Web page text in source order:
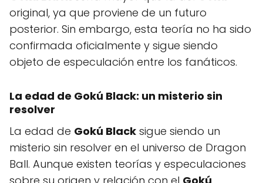
original, ya que proviene de un futuro
posterior. Sin embargo, esta teoría no ha sido
confirmada oficialmente y sigue siendo
objeto de especulación entre los fanáticos.
La edad de Gokú Black: un misterio sin
resolver
La edad de Gokú Black sigue siendo un
misterio sin resolver en el universo de Dragon
Ball. Aunque existen teorías y especulaciones